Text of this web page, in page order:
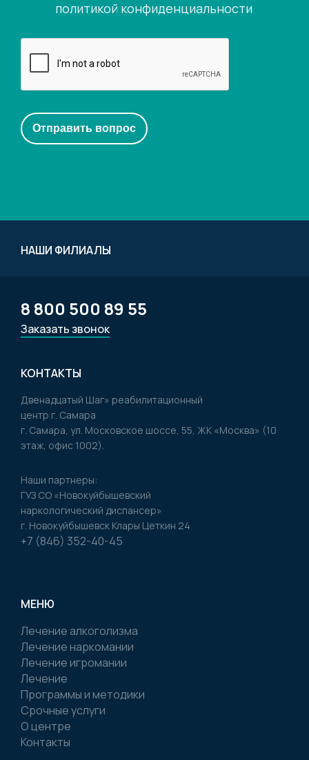
политикой конфиденциальности
НАШИ ФИЛИАЛЫ
КОНТАКТЫ
Двенадцатый Шаг» реабилитационный
центр г. Самара
г. Самара, ул. Московское шоссе, 55, ЖК «Москва» (10
этаж, офис 1002).
Наши партнеры:
ГУЗ CO «Новокуйбышевский
наркологический диспансер»
г. Новокуйбышевск Клары Цеткин 24
+7 (846) 352-40-45
МЕНЮ
Лечение алкоголизма
Лечение наркомании
Лечение игромании
Лечение
Программы и методики
Срочные услуги
О центре
Контакты
8 800 500 89 55
Заказать звонок